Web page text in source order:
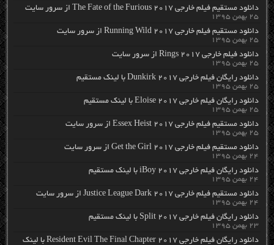
دانلود مستقیم فیلم خارجی The Fate of the Furious 2017 از سرور سایت
۲۵ بهمن ۱۳۹۵
دانلود مستقیم فیلم خارجی Running Wild 2017 از سرور سایت
۲۵ بهمن ۱۳۹۵
دانلود فیلم خارجی Rings 2017 از سرور سایت
۲۵ بهمن ۱۳۹۵
دانلود رایگان فیلم خارجی Dunkirk 2017 با لینک مستقیم
۲۵ بهمن ۱۳۹۵
دانلود رایگان فیلم خارجی Eloise 2017 با لینک مستقیم
۲۵ بهمن ۱۳۹۵
دانلود مستقیم فیلم خارجی Essex Heist 2017 از سرور سایت
۲۵ بهمن ۱۳۹۵
دانلود مستقیم فیلم خارجی Get the Girl 2017 از سرور سایت
۲۴ بهمن ۱۳۹۵
دانلود رایگان فیلم خارجی iBoy 2017 با لینک مستقیم
۲۴ بهمن ۱۳۹۵
دانلود مستقیم فیلم خارجی Justice League Dark 2017 از سرور سایت
۲۴ بهمن ۱۳۹۵
دانلود رایگان فیلم خارجی Split 2017 با لینک مستقیم
۲۳ بهمن ۱۳۹۵
دانلود رایگان فیلم خارجی Resident Evil The Final Chapter 2017 با لینک